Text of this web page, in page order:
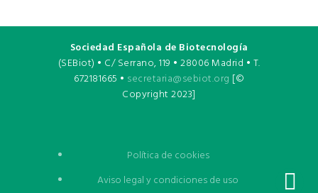
Sociedad Española de Biotecnología
(SEBiot) • C/ Serrano, 119 • 28006 Madrid • T.
672181665 • secretaria@sebiot.org [©
Copyright 2023]
Política de cookies
Aviso legal y condiciones de uso